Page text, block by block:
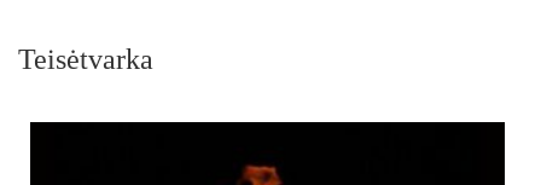
Teisėtvarka